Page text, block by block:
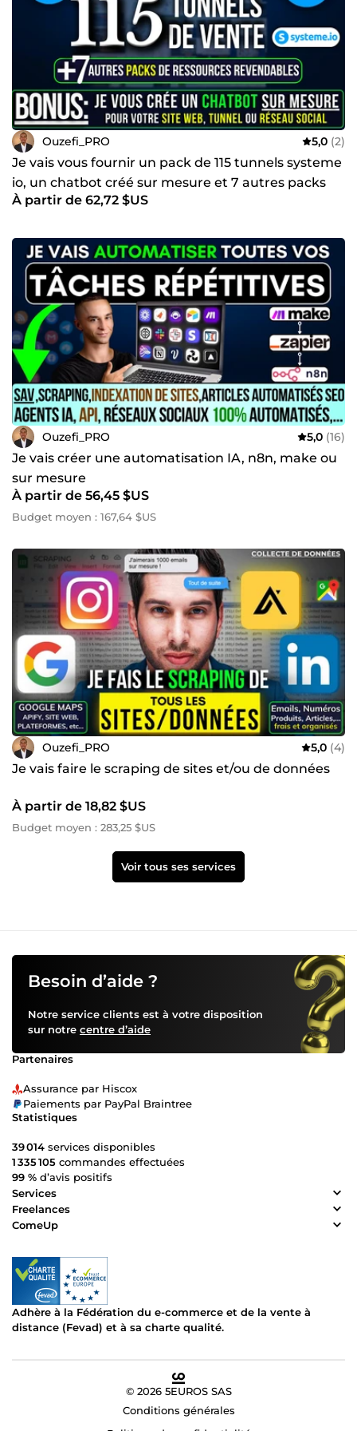
Ouzefi_PRO 5,0 (2)
Je vais vous fournir un pack de 115 tunnels systeme
io, un chatbot créé sur mesure et 7 autres packs
riches
À partir de 62,72 $US
Ouzefi_PRO 5,0 (16)
Je vais créer une automatisation IA, n8n, make ou
sur mesure
À partir de 56,45 $US
Budget moyen : 167,64 $US
Ouzefi_PRO 5,0 (4)
Je vais faire le scraping de sites et/ou de données
À partir de 18,82 $US
Budget moyen : 283,25 $US
Voir tous ses services
Besoin d’aide ?
Notre service clients est à votre disposition
sur notre centre d’aide
Partenaires
Assurance par Hiscox
Paiements par PayPal Braintree
Statistiques
39 014 services disponibles
1 335 105 commandes effectuées
99 % d’avis positifs
Services
Freelances
ComeUp
Adhère à la Fédération du e-commerce et de la vente à
distance (Fevad) et à sa charte qualité.
© 2026 5EUROS SAS
Conditions générales